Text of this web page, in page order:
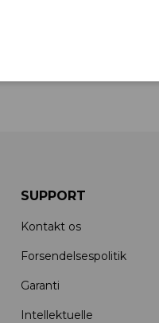
SUPPORT
Kontakt os
Forsendelsespolitik
Garanti
Intellektuelle